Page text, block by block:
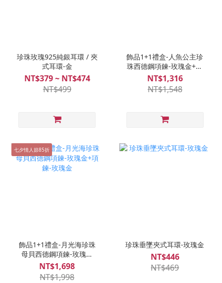
珍珠玫瑰925純銀耳環 / 夾
式耳環-金
NT$379 ~ NT$474
NT$499
飾品1+1禮盒-人魚公主珍
珠西德鋼項鍊-玫瑰金+貝
殼耳環-玫瑰金
NT$1,316
NT$1,548
七夕情人節85折
飾品1+1禮盒-月光海珍珠
母貝西德鋼項鍊-玫瑰金
+項鍊-玫瑰金
NT$1,698
NT$1,998
珍珠垂墜夾式耳環-玫瑰金
NT$446
NT$469